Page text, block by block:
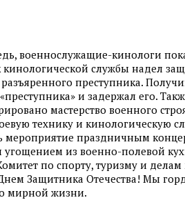
военнослужащие-кинологи
кинологической службы надел
преступника.
и задержал его.
мастерство военного
технику и кинологическую
мероприятие праздничным
угощением из военно-полевой
по спорту, туризму и
Защитника Отечества! Мы
мирной жизни.